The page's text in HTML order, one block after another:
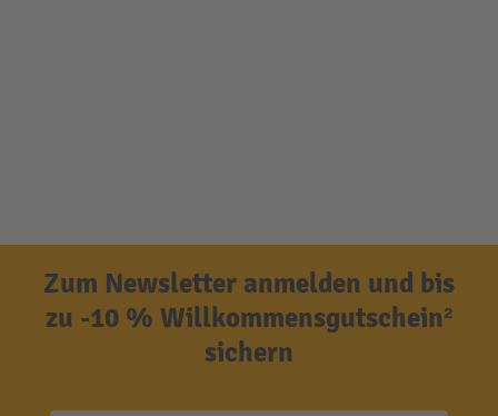
Zum Newsletter anmelden und bis
zu -10 % Willkommensgutschein²
sichern